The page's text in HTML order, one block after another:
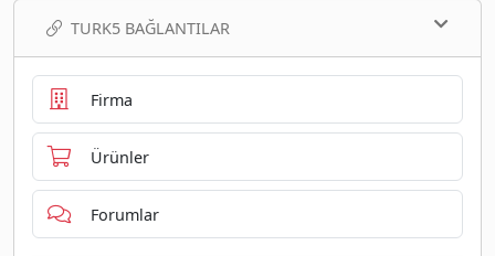
TURK5 BAĞLANTILAR
Firma
Ürünler
Forumlar